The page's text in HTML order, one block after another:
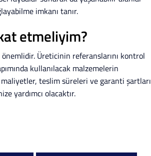
imkanı tanır.
etmeliyim?
Üreticinin referanslarını kontrol
kullanılacak malzemelerin
teslim süreleri ve garanti şartları
yardımcı olacaktır.